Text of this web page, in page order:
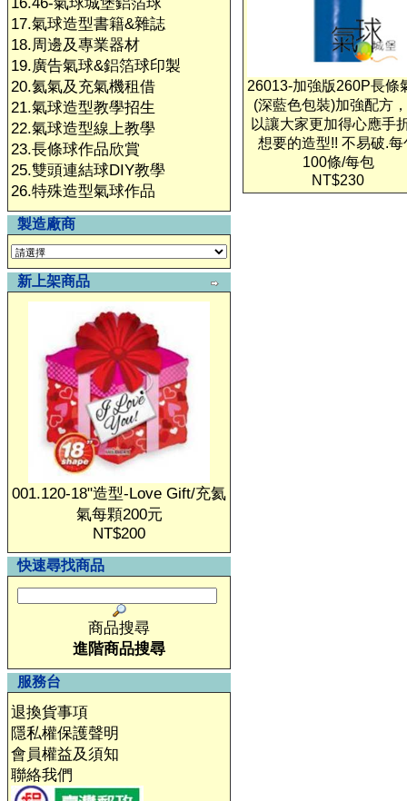
17.氣球造型書籍&雜誌
18.周邊及專業器材
19.廣告氣球&鋁箔球印製
20.氦氣及充氣機租借
21.氣球造型教學招生
22.氣球造型線上教學
23.長條球作品欣賞
25.雙頭連結球DIY教學
26.特殊造型氣球作品
製造廠商
新上架商品
001.120-18"造型-Love Gift/充氦
氣每顆200元
NT$200
快速尋找商品
商品搜尋
進階商品搜尋
服務台
退換貨事項
隱私權保護聲明
會員權益及須知
聯絡我們
26013-加強版260P長條
(深藍色包裝)加強配方
以讓大家更加得心應手
想要的造型!! 不易破.每
100條/每包
NT$230